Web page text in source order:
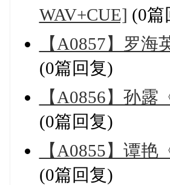
WAV+CUE] (0篇
【A0857】罗
(0篇回复)
【A0856】孙
(0篇回复)
【A0855】谭
(0篇回复)